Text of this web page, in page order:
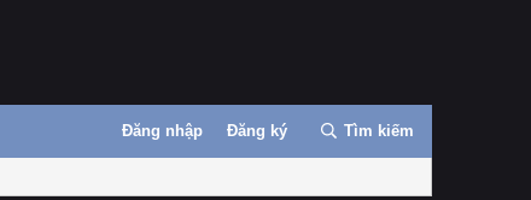
Đăng nhập Đăng ký Tìm kiếm